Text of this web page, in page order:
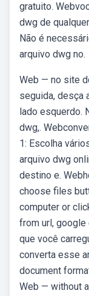
gratuito.
dwg de
Não é
arquivo dwg no.
Web — no site
seguida, desça
lado esquerdo.
dwg,.
1: Escolha
arquivo dwg
destino e.
choose files
computer or
from url, google
que você
converta esse
document
Web — without